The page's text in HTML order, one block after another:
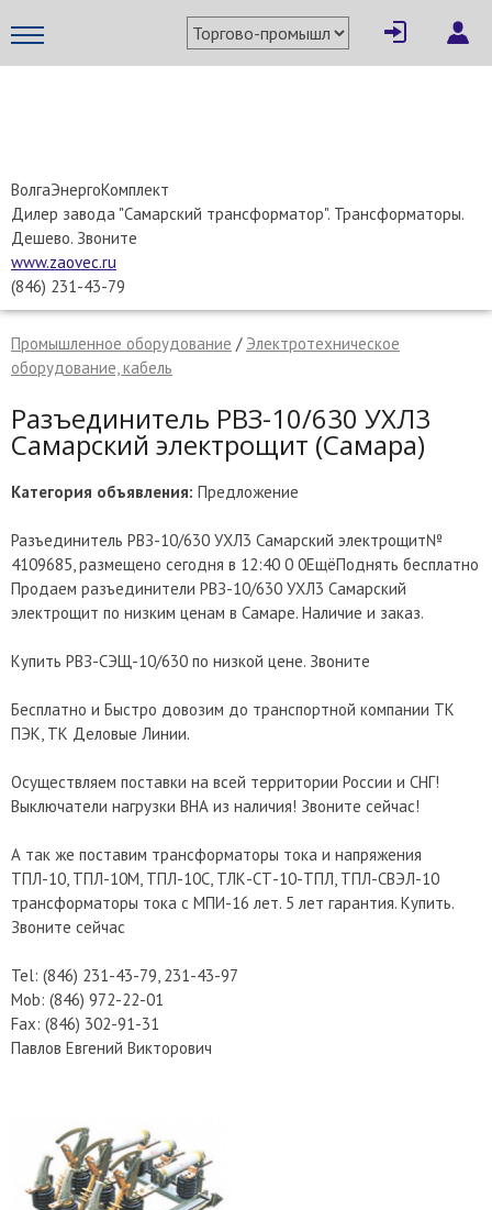
ВолгаЭнергоКомплект
Дилер завода "Самарский трансформатор". Трансформаторы.
Дешево. Звоните
www.zaovec.ru
(846) 231-43-79
Промышленное оборудование / Электротехническое
оборудование, кабель
Разъединитель РВЗ-10/630 УХЛ3
Самарский электрощит (Самара)
Категория объявления: Предложение
Разъединитель РВЗ-10/630 УХЛ3 Самарский электрощит№
4109685, размещено сегодня в 12:40 0 0ЕщёПоднять бесплатно
Продаем разъединители РВЗ-10/630 УХЛ3 Самарский
электрощит по низким ценам в Самаре. Наличие и заказ.
Купить РВЗ-СЭЩ-10/630 по низкой цене. Звоните
Бесплатно и Быстро довозим до транспортной компании ТК
ПЭК, ТК Деловые Линии.
Осуществляем поставки на всей территории России и СНГ!
Выключатели нагрузки ВНА из наличия! Звоните сейчас!
А так же поставим трансформаторы тока и напряжения
ТПЛ-10, ТПЛ-10М, ТПЛ-10С, ТЛК-СТ-10-ТПЛ, ТПЛ-СВЭЛ-10
трансформаторы тока с МПИ-16 лет. 5 лет гарантия. Купить.
Звоните сейчас
Теl: (846) 231-43-79, 231-43-97
Mob: (846) 972-22-01
Fax: (846) 302-91-31
Павлов Евгений Викторович
× Написать поставщику
Отмена Отправить сообщение